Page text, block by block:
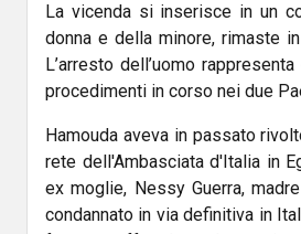
La vicenda si inserisce in un
donna e della minore, rimaste
L’arresto dell’uomo
procedimenti in corso nei due
Hamouda aveva in passato
rete dell'Ambasciata d'Italia in
ex moglie, Nessy Guerra,
condannato in via definitiva in